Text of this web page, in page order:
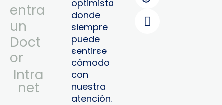
entra
un
Doct
or
Intra
Net
optimista
donde
siempre
puede
sentirse
cómodo
con
nuestra
atención.